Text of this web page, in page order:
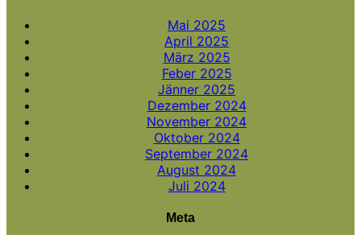
Mai 2025
April 2025
März 2025
Feber 2025
Jänner 2025
Dezember 2024
November 2024
Oktober 2024
September 2024
August 2024
Juli 2024
Meta